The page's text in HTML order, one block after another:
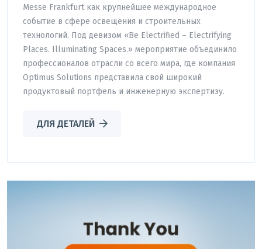
Messe Frankfurt как крупнейшее международное
событие в сфере освещения и строительных
технологий. Под девизом «Be Electrified – Electrifying
Places. Illuminating Spaces.» мероприятие объединило
профессионалов отрасли со всего мира, где компания
Optimus Solutions представила свой широкий
продуктовый портфель и инженерную экспертизу.
ДЛЯ ДЕТАЛЕЙ